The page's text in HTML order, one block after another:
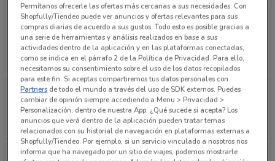
Tercera Cda. de Minas MZ1 LT4, Colonia Lomas de
Becerra Del. Álvaro Obregón, CDMX Ciudad De
México
3.8 km
Av. Del Rosal 264, Col. Molinos del Rosal Álvaro
Obregón
4 km
Alta Tensión 88 Col. Molino de Rosas Alvaro
Permítanos ofrecerle las ofertas más cercanas a sus necesidades: Con
Shopfully/Tiendeo puede ver anuncios y ofertas relevantes para sus
compras diarias de acuerdo a sus gustos. Todo esto es posible gracias a
una serie de herramientas y análisis realizados en base a sus
actividades dentro de la aplicación y en las plataformas conectadas,
como se indica en el párrafo 2 de la Política de Privacidad. Para ello,
necesitamos su consentimiento sobre el uso de los datos recopilados
para este fin. Si aceptas compartiremos tus datos personales con
Partners de todo el mundo a través del uso de SDK externos. Puedes
cambiar de opinión siempre accediendo a Menu > Privacidad >
Personalización, dentro de nuestra App. ¿Qué sucede si acepta? Los
anuncios que verá dentro de la aplicación pueden tratar temas
relacionados con su historial de navegación en plataformas externas a
Shopfully/Tiendeo. Por ejemplo, si un servicio vinculado a nosotros nos
informa que ha navegado por un sitio de viajes, podemos mostrarle